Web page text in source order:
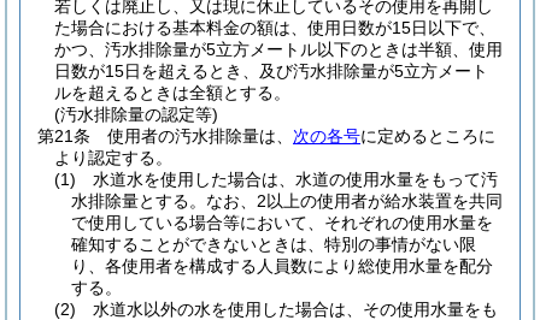
若しくは廃止し、又は現に休止しているその使用を再開し
た場合における基本料金の額は、使用日数が15日以下で、
かつ、汚水排除量が5立方メートル以下のときは半額、使用
日数が15日を超えるとき、及び汚水排除量が5立方メート
ルを超えるときは全額とする。
(汚水排除量の認定等)
第21条
使用者の汚水排除量は、 次の各号に定めるところに
より認定する。
(1)
水道水を使用した場合は、水道の使用水量をもって汚
水排除量とする。 なお、2以上の使用者が給水装置を共同
で使用している場合等において、それぞれの使用水量を
確知することができないときは、特別の事情がない限
り、各使用者を構成する人員数により総使用水量を配分
する。
(2)
水道水以外の水を使用した場合は、その使用水量をも